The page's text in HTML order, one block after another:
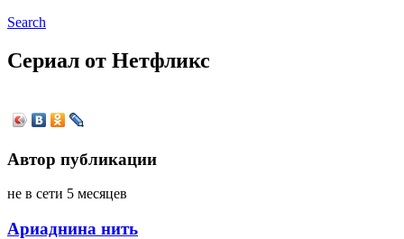
Search
Сериал от Нетфликс
Автор публикации
не в сети 5 месяцев
Ариаднина нить